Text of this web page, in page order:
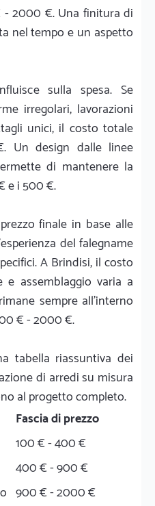
- 2000 €. Una finitura di
nel tempo e un aspetto
sulla spesa. Se
irregolari, lavorazioni
unici, il costo totale
Un design dalle linee
di mantenere la
e i 500 €.
finale in base alle
del falegname
A Brindisi, il costo
assemblaggio varia a
sempre all'interno
€ - 2000 €.
tabella riassuntiva dei
di arredi su misura
al progetto completo.
Fascia di prezzo
100 € - 400 €
400 € - 900 €
900 € - 2000 €